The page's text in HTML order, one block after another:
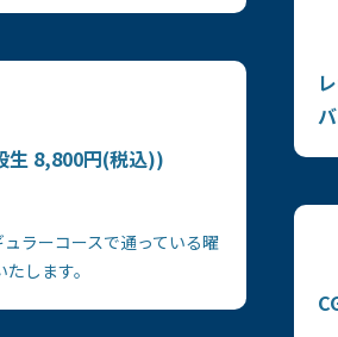
生 8,800円(税込))
ラーコースで通っている曜
します。